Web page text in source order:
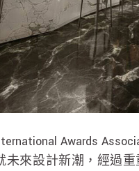
Awards
未來設計新潮，經過